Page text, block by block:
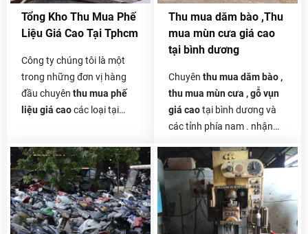
khí ăn mòn,... Trường
hợp này bạn nên chọn
các cơ sở thanh lý máy
móc cũ để bán các máy
móc này.
Tổng Kho Thu Mua Phế
Liệu Giá Cao Tại Tphcm
Công ty chúng tôi là một
trong những đơn vị hàng
đầu chuyên thu mua phế
liệu giá caocác loại tại
mua phế liệucủa các công
ty và doanh nghiệp lớn nhỏ
trong và ngoài nước rất
mong được sự hợp tác lâu
dài của quý vị .
Thu mua dăm bào ,Thu
mua mùn cưa giá cao
tại bình dương
Chuyên thu mua dăm bào ,
thu mua mùn cưa , gỗ vụn
giá caotại bình dương và
các tỉnh phía nam . nhận
của các công ty trong và
ngoài nước với khối lượng
không giới hạn .